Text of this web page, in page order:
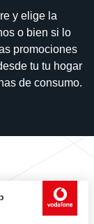
y elige la
o bien si lo
promociones
tu tu hogar
de consumo.